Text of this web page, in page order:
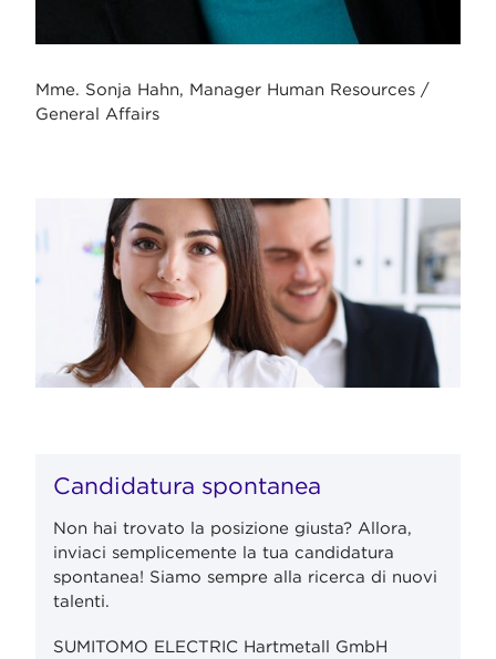
Mme. Sonja Hahn, Manager Human Resources /
General Affairs
Candidatura spontanea
Non hai trovato la posizione giusta? Allora,
inviaci semplicemente la tua candidatura
spontanea! Siamo sempre alla ricerca di nuovi
talenti.
SUMITOMO ELECTRIC Hartmetall GmbH